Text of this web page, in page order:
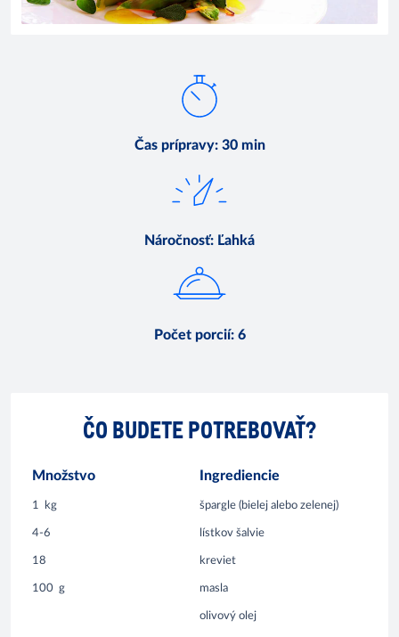
Čas prípravy: 30 min
Náročnosť: Ľahká
Počet porcií: 6
ČO BUDETE POTREBOVAŤ?
Množstvo Ingrediencie
1 kg špargle (bielej alebo zelenej)
4-6 lístkov šalvie
18 kreviet
100 g masla
olivový olej